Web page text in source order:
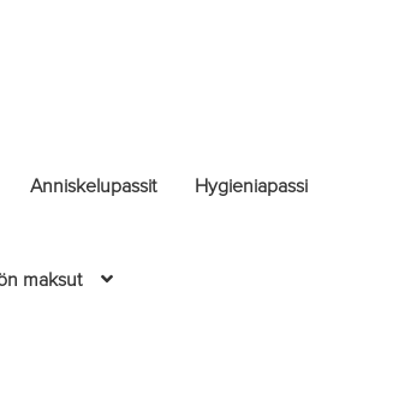
Anniskelupassit Hygieniapassi
maksut